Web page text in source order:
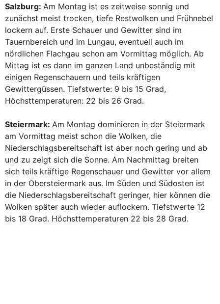
Salzburg: Am Montag ist es zeitweise sonnig und
zunächst meist trocken, tiefe Restwolken und Frühnebel
lockern auf. Erste Schauer und Gewitter sind im
Tauernbereich und im Lungau, eventuell auch im
nördlichen Flachgau schon am Vormittag möglich. Ab
Mittag ist es dann im ganzen Land unbeständig mit
einigen Regenschauern und teils kräftigen
Gewittergüssen. Tiefstwerte: 9 bis 15 Grad,
Höchsttemperaturen: 22 bis 26 Grad.
Steiermark: Am Montag dominieren in der Steiermark
am Vormittag meist schon die Wolken, die
Niederschlagsbereitschaft ist aber noch gering und ab
und zu zeigt sich die Sonne. Am Nachmittag breiten
sich teils kräftige Regenschauer und Gewitter vor allem
in der Obersteiermark aus. Im Süden und Südosten ist
die Niederschlagsbereitschaft geringer, hier können die
Wolken später auch wieder auflockern. Tiefstwerte 12
bis 18 Grad. Höchsttemperaturen 22 bis 28 Grad.